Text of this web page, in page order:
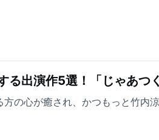
る出演作5選！「じゃあつ
方の心が癒され、かつもっと竹内